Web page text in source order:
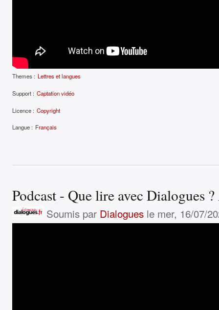
Themes : Lettres et langues
Support : Captation vidéo
Licence : Copyright
Langue : Français
Podcast - Que lire avec Dialogues
Soumis par Dialoguesle mer, 16/07/